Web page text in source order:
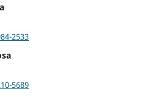
2533
5689